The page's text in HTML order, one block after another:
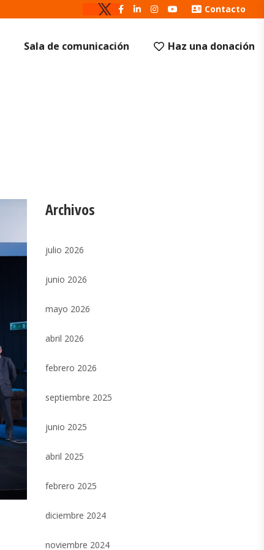
Contacto
Sala de comunicación Haz una donación
Archivos
julio 2026
junio 2026
mayo 2026
abril 2026
febrero 2026
septiembre 2025
junio 2025
abril 2025
febrero 2025
diciembre 2024
noviembre 2024